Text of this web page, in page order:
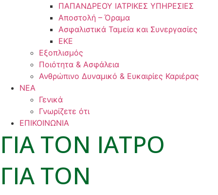
ΠΑΠΑΝΔΡΕΟΥ ΙΑΤΡΙΚΕΣ ΥΠΗΡΕΣΙΕΣ
Αποστολή – Όραμα
Ασφαλιστικά Ταμεία και Συνεργασίες
ΕΚΕ
Εξοπλισμός
Ποιότητα & Ασφάλεια
Ανθρώπινο Δυναμικό & Ευκαιρίες Καριέρας
ΝΕΑ
Γενικά
Γνωρίζετε ότι
ΕΠΙΚΟΙΝΩΝΙΑ
ΓΙΑ ΤΟΝ ΙΑΤΡΟ
ΓΙΑ ΤΟΝ